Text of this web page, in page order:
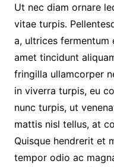
Ut nec diam ornare
vitae turpis.
a, ultrices fermentum
amet tincidunt
fringilla ullamcorper
in viverra turpis, eu
nunc turpis, ut
mattis nisl tellus, at
Quisque hendrerit et
tempor odio ac